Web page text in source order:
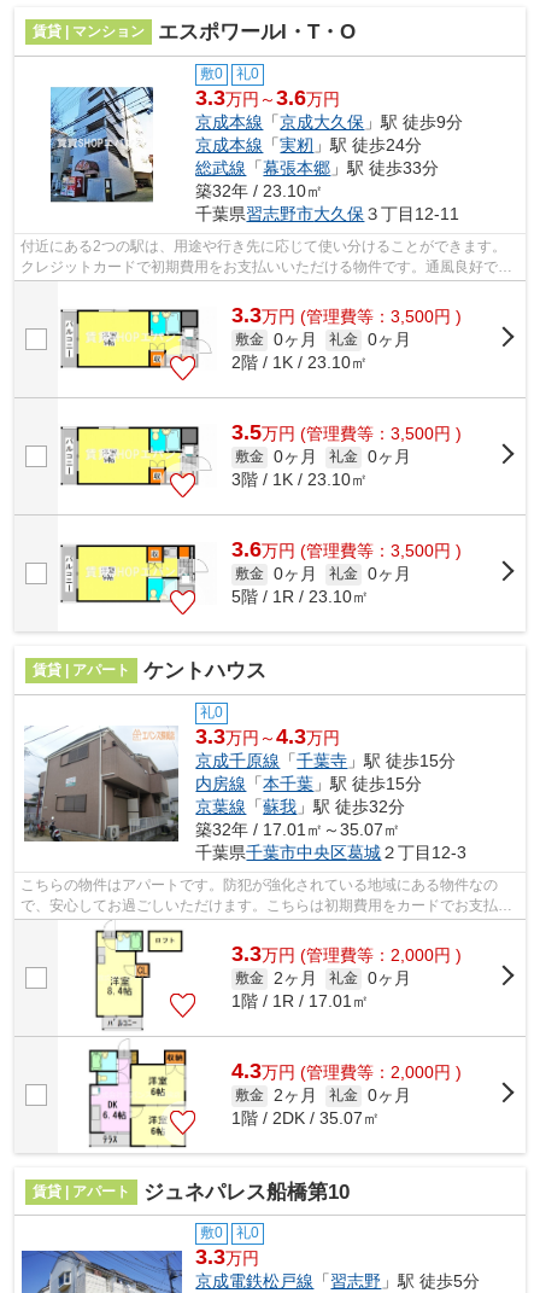
賃貸 | マンション エスポワールI・T・O
敷0 礼0
3.3万円～3.6万円
京成本線 「京成大久保 」駅 徒歩9分
京成本線 「実籾 」駅 徒歩24分
総武線 「幕張本郷 」駅 徒歩33分
築32年 / 23.10㎡
千葉県習志野市大久保３丁目12-11
付近にある2つの駅は、用途や行き先に応じて使い分けることができます。
クレジットカードで初期費用をお支払いいただける物件です。通風良好で陽
の当たる気持ちの良い物件をご提供いた...
3.3万円 (管理費等：3,500円 )
敷金 0ヶ月 礼金 0ヶ月
2階 / 1K / 23.10㎡
3.5万円 (管理費等：3,500円 )
敷金 0ヶ月 礼金 0ヶ月
3階 / 1K / 23.10㎡
3.6万円 (管理費等：3,500円 )
敷金 0ヶ月 礼金 0ヶ月
5階 / 1R / 23.10㎡
賃貸 | アパート ケントハウス
礼0
3.3万円～4.3万円
京成千原線 「千葉寺 」駅 徒歩15分
内房線 「本千葉 」駅 徒歩15分
京葉線 「蘇我 」駅 徒歩32分
築32年 / 17.01㎡～35.07㎡
千葉県千葉市中央区葛城２丁目12-3
こちらの物件はアパートです。防犯が強化されている地域にある物件なの
で、安心してお過ごしいただけます。こちらは初期費用をカードでお支払い
いただける物件です。こだわりポイント...
3.3万円 (管理費等：2,000円 )
敷金 2ヶ月 礼金 0ヶ月
1階 / 1R / 17.01㎡
4.3万円 (管理費等：2,000円 )
敷金 2ヶ月 礼金 0ヶ月
1階 / 2DK / 35.07㎡
賃貸 | アパート ジュネパレス船橋第10
敷0 礼0
3.3万円
京成電鉄松戸線 「習志野 」駅 徒歩5分